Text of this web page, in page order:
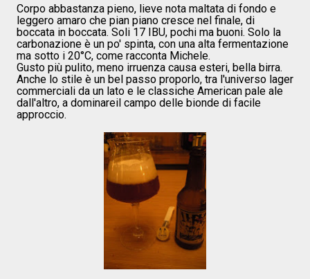
Corpo abbastanza pieno, lieve nota maltata di fondo e
leggero amaro che pian piano cresce nel finale, di
boccata in boccata. Soli 17 IBU, pochi ma buoni. Solo la
carbonazione è un po' spinta, con una alta fermentazione
ma sotto i 20°C, come racconta Michele.
Gusto più pulito, meno irruenza causa esteri, bella birra.
Anche lo stile è un bel passo proporlo, tra l'universo lager
commerciali da un lato e le classiche American pale ale
dall'altro, a dominareil campo delle bionde di facile
approccio.